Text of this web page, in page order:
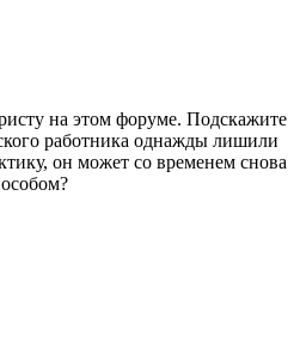
на этом форуме. Подскажите
работника однажды лишили
он может со временем снова